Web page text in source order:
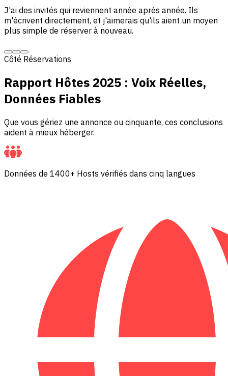
J'ai des invités qui reviennent année après année. Ils
m'écrivent directement, et j'aimerais qu'ils aient un moyen
plus simple de réserver à nouveau.
Côté Réservations
Rapport Hôtes 2025 : Voix Réelles,
Données Fiables
Que vous gériez une annonce ou cinquante, ces conclusions
aident à mieux héberger.
Données de 1400+ Hosts vérifiés dans cinq langues